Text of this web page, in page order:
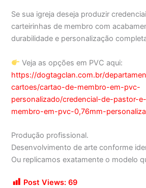
Se sua igreja deseja produzir
carteirinhas de membro com
durabilidade e personalização
Veja as opções em PVC aqui:
https://dogtagclan.com.br/
cartoes/cartao-de-membro-em-pvc-
personalizado/credencial-de-pastor-
membro-em-pvc-0,76mm-
Produção profissional.
Desenvolvimento de arte conforme
Ou replicamos exatamente o modelo
Post Views: 69